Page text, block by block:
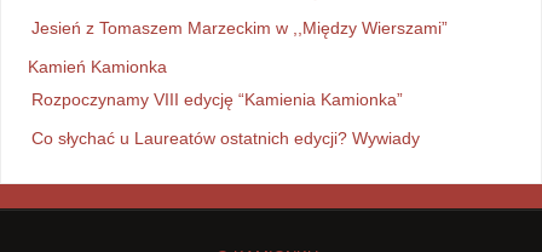
Jesień z Tomaszem Marzeckim w ,,Między Wierszami”
Kamień Kamionka
Rozpoczynamy VIII edycję “Kamienia Kamionka”
Co słychać u Laureatów ostatnich edycji? Wywiady